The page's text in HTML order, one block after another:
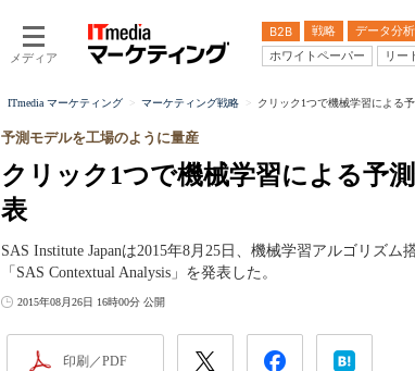
メディア
B2B 戦略 データ分析
ホワイトペーパー
リー
ITmedia マーケティング マーケティング戦略 クリック1つで機械学習による
クリック1つで機械学習による予
表
予測モデルを工場のように量産
SAS Institute Japanは2015年8月25日、機械学習アルゴリズム
「SAS Contextual Analysis」を発表した。
2015年08月26日 16時00分 公開
印刷／PDF